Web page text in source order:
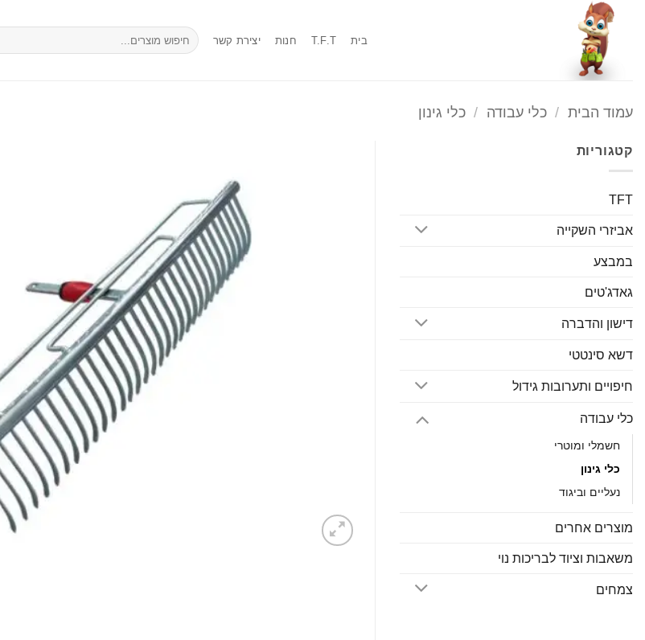
content
בית T.F.T חנות יצירת קשר
חיפוש
עבור:
עמוד הבית / כלי עבודה / כלי גינון
קטגוריות
TFT
אביזרי השקייה
במבצע
גאדג'טים
דישון והדברה
דשא סינטטי
חיפויים ותערובות גידול
כלי עבודה
חשמלי ומוטרי
כלי גינון
נעליים וביגוד
מוצרים אחרים
משאבות וציוד לבריכות נוי
צמחים